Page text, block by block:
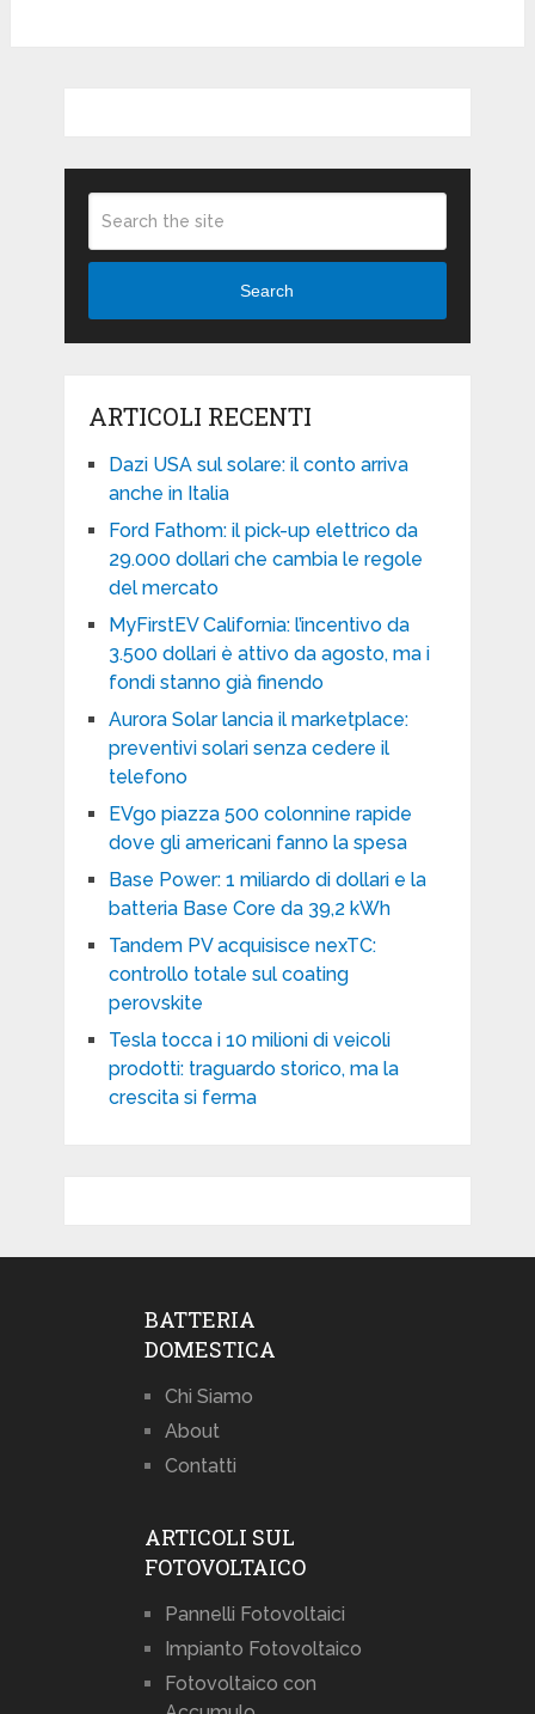
Search
ARTICOLI RECENTI
Dazi USA sul solare: il conto arriva
anche in Italia
Ford Fathom: il pick-up elettrico da
29.000 dollari che cambia le regole
del mercato
MyFirstEV California: l’incentivo da
3.500 dollari è attivo da agosto, ma i
fondi stanno già finendo
Aurora Solar lancia il marketplace:
preventivi solari senza cedere il
telefono
EVgo piazza 500 colonnine rapide
dove gli americani fanno la spesa
Base Power: 1 miliardo di dollari e la
batteria Base Core da 39,2 kWh
Tandem PV acquisisce nexTC:
controllo totale sul coating
perovskite
Tesla tocca i 10 milioni di veicoli
prodotti: traguardo storico, ma la
crescita si ferma
BATTERIA
DOMESTICA
Chi Siamo
About
Contatti
ARTICOLI SUL
FOTOVOLTAICO
Pannelli Fotovoltaici
Impianto Fotovoltaico
Fotovoltaico con